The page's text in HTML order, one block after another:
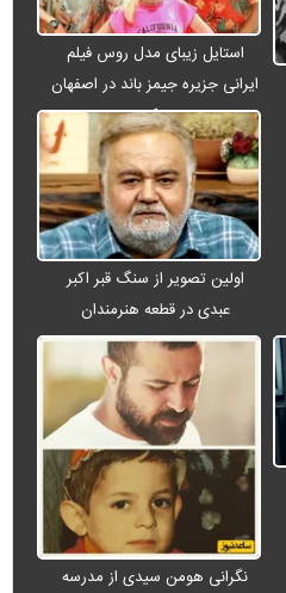
استایل زیبای مدل روس فیلم
ایرانی جزیره جیمز باند در اصفهان
+ عکس
اولین تصویر از سنگ قبر اکبر
عبدی در قطعه هنرمندان
نگرانی هومن سیدی از مدرسه